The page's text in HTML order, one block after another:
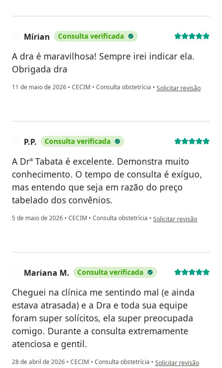
Mírian Consulta verificada
A dra é maravilhosa! Sempre irei indicar ela.
Obrigada dra
11 de maio de 2026 • CECIM • Consulta obstetrícia • na opinião do
Solicitar revisão
P.P. Consulta verificada
A Drª Tabata é excelente. Demonstra muito
conhecimento. O tempo de consulta é exíguo,
mas entendo que seja em razão do preço
tabelado dos convênios.
5 de maio de 2026 • CECIM • Consulta obstetrícia • na opinião do utilizador
Solicitar revisão
Mariana M. Consulta verificada
Cheguei na clínica me sentindo mal (e ainda
estava atrasada) e a Dra e toda sua equipe
foram super solícitos, ela super preocupada
comigo. Durante a consulta extremamente
atenciosa e gentil.
28 de abril de 2026 • CECIM • Consulta obstetrícia • na opinião do utilizador
Solicitar revisão